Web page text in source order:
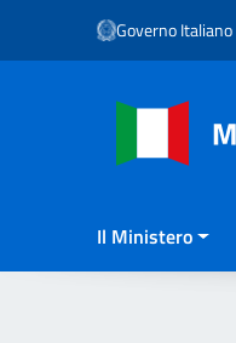
Vai ai contenuti
Vai al menu di
Governo Italiano
Il Ministero